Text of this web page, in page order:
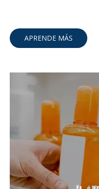
APRENDE MÁS